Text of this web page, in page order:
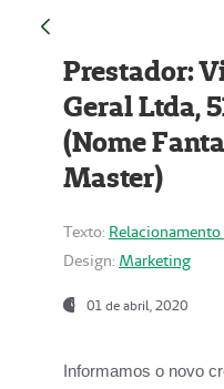
Prestador:
Geral Ltda,
(Nome
Master)
Texto:
Design: Marketing
01 de abril, 2020
Informamos o novo